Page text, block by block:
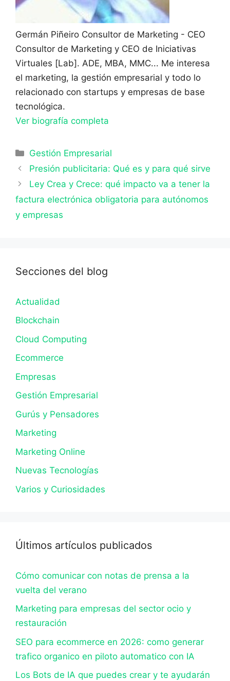
Germán Piñeiro Consultor de Marketing - CEO
Consultor de Marketing y CEO de Iniciativas
Virtuales [Lab]. ADE, MBA, MMC... Me interesa
el marketing, la gestión empresarial y todo lo
relacionado con startups y empresas de base
tecnológica.
Ver biografía completa
Categorías
Gestión Empresarial
Presión publicitaria: Qué es y para qué sirve
Ley Crea y Crece: qué impacto va a tener la
factura electrónica obligatoria para autónomos
y empresas
Secciones del blog
Actualidad
Blockchain
Cloud Computing
Ecommerce
Empresas
Gestión Empresarial
Gurús y Pensadores
Marketing
Marketing Online
Nuevas Tecnologías
Varios y Curiosidades
Últimos artículos publicados
Cómo comunicar con notas de prensa a la
vuelta del verano
Marketing para empresas del sector ocio y
restauración
SEO para ecommerce en 2026: como generar
trafico organico en piloto automatico con IA
Los Bots de IA que puedes crear y te ayudarán